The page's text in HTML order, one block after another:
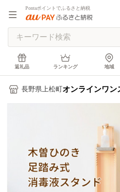
Pontaポイントでふるさと納税
返礼品 ランキング 地域
長野県上松町 オンラインワン